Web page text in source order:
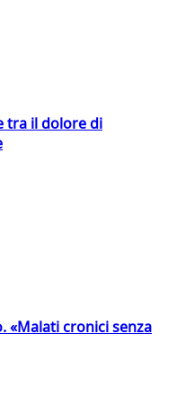
tra il dolore di
«Malati cronici senza